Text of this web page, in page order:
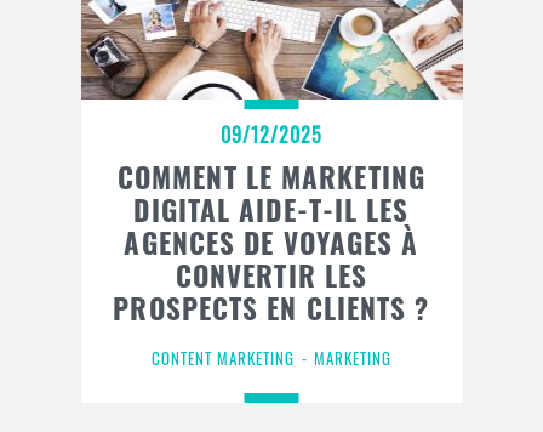
09/12/2025
COMMENT LE MARKETING
DIGITAL AIDE-T-IL LES
AGENCES DE VOYAGES À
CONVERTIR LES
PROSPECTS EN CLIENTS ?
CONTENT MARKETING MARKETING